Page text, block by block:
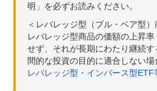
明」を必ずお読みください。
＜レバレッジ型（ブル・ベア型
レバレッジ型商品の価額の上昇
せず、それが長期にわたり継続
間的な投資の目的に適合しない場
レバレッジ型・インバース型